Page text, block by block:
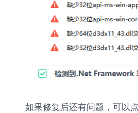
如果修复后还有问题，可以